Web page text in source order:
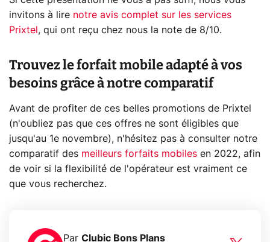
invitons à lire notre avis complet sur les services
Prixtel , qui ont reçu chez nous la note de 8/10.
Trouvez le forfait mobile adapté à vos
besoins grâce à notre comparatif
Avant de profiter de ces belles promotions de Prixtel
(n'oubliez pas que ces offres ne sont éligibles que
jusqu'au 1e novembre), n'hésitez pas à consulter notre
comparatif des meilleurs forfaits mobiles en 2022, afin
de voir si la flexibilité de l'opérateur est vraiment ce
que vous recherchez.
Par Clubic Bons Plans